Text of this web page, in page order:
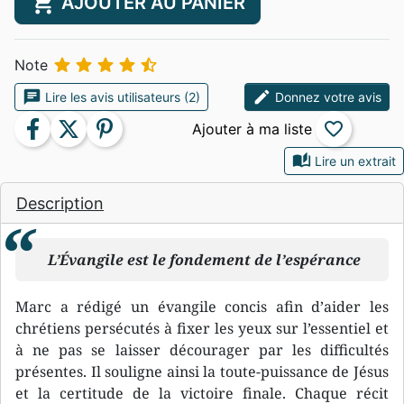
auto_stories Lire un extrait
Description
L’Évangile est le fondement de l’espérance
Marc a rédigé un évangile concis afin d’aider les
chrétiens persécutés à fixer les yeux sur l’essentiel et
à ne pas se laisser décourager par les difficultés
présentes. Il souligne ainsi la toute-puissance de Jésus
et la certitude de la victoire finale. Chaque récit
Note     
chat Lire les avis utilisateurs (2) edit Donnez votre avis
facebook twitter pinterest favorite_border